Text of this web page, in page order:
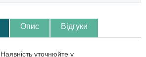
Опис Відгуки
Наявність уточнюйте у